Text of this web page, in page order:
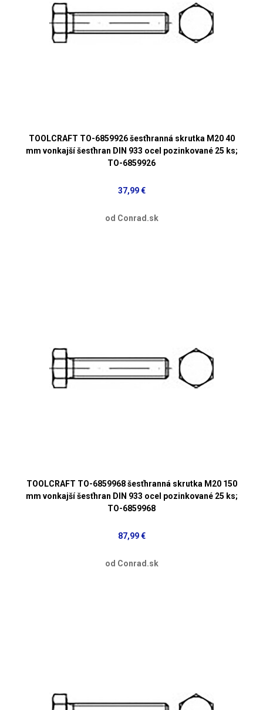
TOOLCRAFT TO-6859926 šesťhranná skrutka M20 40
mm vonkajší šesťhran DIN 933 ocel pozinkované 25 ks;
TO-6859926
37,99 €
od Conrad.sk
TOOLCRAFT TO-6859968 šesťhranná skrutka M20 150
mm vonkajší šesťhran DIN 933 ocel pozinkované 25 ks;
TO-6859968
87,99 €
od Conrad.sk